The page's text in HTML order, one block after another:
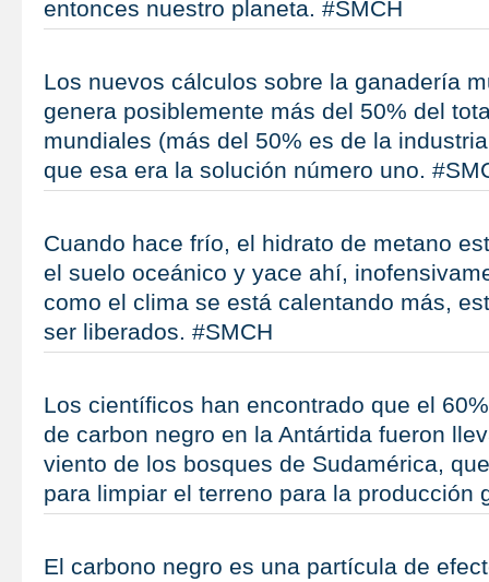
entonces nuestro planeta. #SMCH
Los nuevos cálculos sobre la ganadería
genera posiblemente más del 50% del
mundiales (más del 50% es de la
que esa era la solución número uno.
Cuando hace frío, el hidrato de metano
el suelo oceánico y yace ahí,
como el clima se está calentando más,
ser liberados. #SMCH
Los científicos han encontrado que el
de carbon negro en la Antártida fueron
viento de los bosques de Sudamérica,
para limpiar el terreno para la producción
El carbono negro es una partícula de